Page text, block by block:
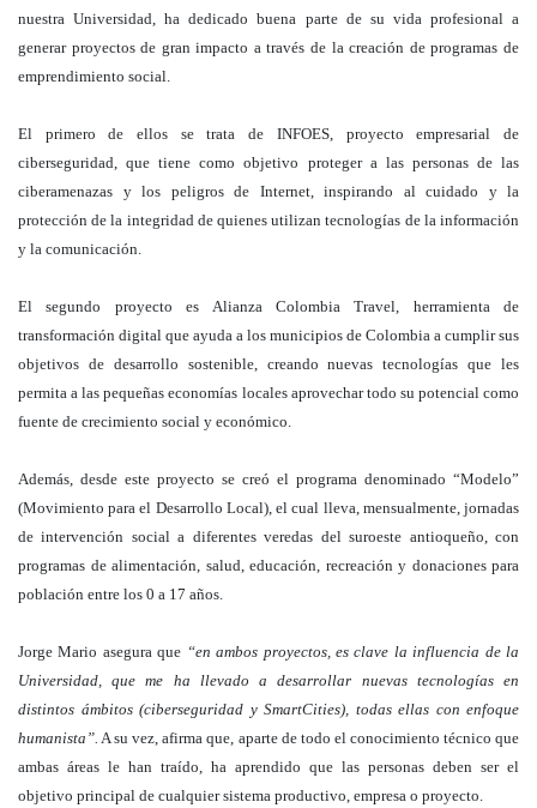
nuestra Universidad, ha dedicado buena parte de su vida profesional a
generar proyectos de gran impacto a través de la creación de programas de
emprendimiento social.
El primero de ellos se trata de INFOES, proyecto empresarial de
ciberseguridad, que tiene como objetivo proteger a las personas de las
ciberamenazas y los peligros de Internet, inspirando al cuidado y la
protección de la integridad de quienes utilizan tecnologías de la información
y la comunicación.
El segundo proyecto es Alianza Colombia Travel, herramienta de
transformación digital que ayuda a los municipios de Colombia a cumplir sus
objetivos de desarrollo sostenible, creando nuevas tecnologías que les
permita a las pequeñas economías locales aprovechar todo su potencial como
fuente de crecimiento social y económico.
Además, desde este proyecto se creó el programa denominado “Modelo”
(Movimiento para el Desarrollo Local), el cual lleva, mensualmente, jornadas
de intervención social a diferentes veredas del suroeste antioqueño, con
programas de alimentación, salud, educación, recreación y donaciones para
población entre los 0 a 17 años.
Jorge Mario asegura que “en ambos proyectos, es clave la influencia de la
Universidad, que me ha llevado a desarrollar nuevas tecnologías en
distintos ámbitos (ciberseguridad y SmartCities), todas ellas con enfoque
humanista”. A su vez, afirma que, aparte de todo el conocimiento técnico que
ambas áreas le han traído, ha aprendido que las personas deben ser el
objetivo principal de cualquier sistema productivo, empresa o proyecto.